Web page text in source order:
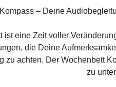
– Deine
ist eine Zeit voller
die Deine
zu achten. Der Wochenbett
zu